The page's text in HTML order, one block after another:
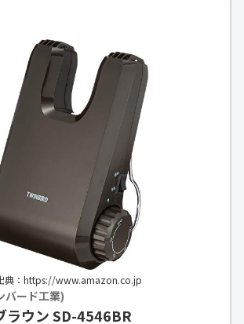
典：https://www.amazon.co.jp
ード工業)
ラウン SD-4546BR